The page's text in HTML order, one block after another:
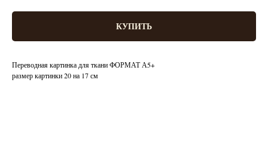
КУПИТЬ
Переводная картинка для ткани ФОРМАТ А5+
размер картинки 20 на 17 см